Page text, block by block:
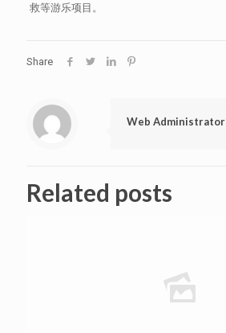
救等游乐项目。
Share
Web Administrator
Related posts